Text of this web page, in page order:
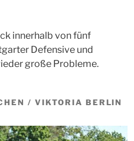
innerhalb von fünf
Defensive und
große Probleme.
/ VIKTORIA BERLIN